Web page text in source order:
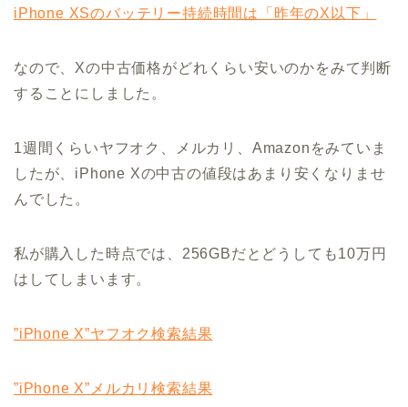
iPhone XSのバッテリー持続時間は「昨年のX以下」
なので、Xの中古価格がどれくらい安いのかをみて判断
することにしました。
1週間くらいヤフオク、メルカリ、Amazonをみていま
したが、iPhone Xの中古の値段はあまり安くなりませ
んでした。
私が購入した時点では、256GBだとどうしても10万円
はしてしまいます。
”iPhone X”ヤフオク検索結果
”iPhone X”メルカリ検索結果